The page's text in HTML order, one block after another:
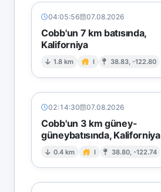
04:05:56 07.08.2026
Cobb'un 7 km batısında,
Kaliforniya
1.8 km I 38.83, -122.80
02:14:30 07.08.2026
Cobb'un 3 km güney-
güneybatısında, Kaliforniya
0.4 km I 38.80, -122.74